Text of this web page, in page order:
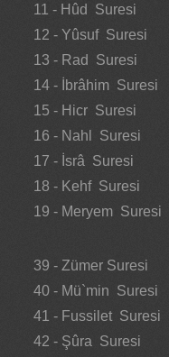
11 - Hûd Suresi
12 - Yûsuf Suresi
13 - Rad Suresi
14 - İbrâhim Suresi
15 - Hicr Suresi
16 - Nahl Suresi
17 - İsrâ Suresi
18 - Kehf Suresi
19 - Meryem Suresi
39 - Zümer Suresi
40 - Mü`min Suresi
41 - Fussilet Suresi
42 - Şûra Suresi